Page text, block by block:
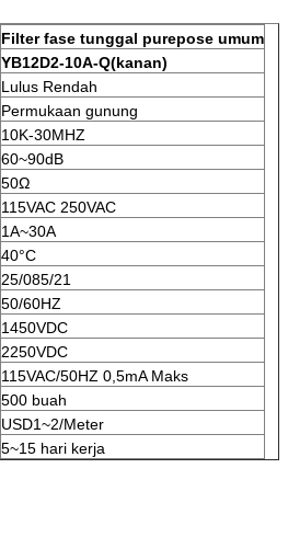
Filter fase tunggal purepose umum
YB12D2-10A-Q(kanan)
Lulus Rendah
Permukaan gunung
10K-30MHZ
60~90dB
50Ω
115VAC 250VAC
1A~30A
40°C
25/085/21
50/60HZ
1450VDC
2250VDC
115VAC/50HZ 0,5mA Maks
500 buah
USD1~2/Meter
5~15 hari kerja